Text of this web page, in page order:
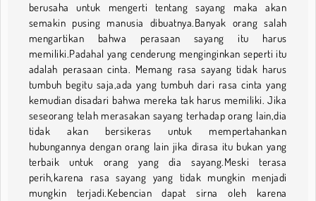
berusaha untuk mengerti tentang sayang maka akan
semakin pusing manusia dibuatnya.Banyak orang salah
mengartikan bahwa perasaan sayang itu harus
memiliki.Padahal yang cenderung menginginkan seperti itu
adalah perasaan cinta. Memang rasa sayang tidak harus
tumbuh begitu saja,ada yang tumbuh dari rasa cinta yang
kemudian disadari bahwa mereka tak harus memiliki. Jika
seseorang telah merasakan sayang terhadap orang lain,dia
tidak akan bersikeras untuk mempertahankan
hubungannya dengan orang lain jika dirasa itu bukan yang
terbaik untuk orang yang dia sayang.Meski terasa
perih,karena rasa sayang yang tidak mungkin menjadi
mungkin terjadi.Kebencian dapat sirna oleh karena